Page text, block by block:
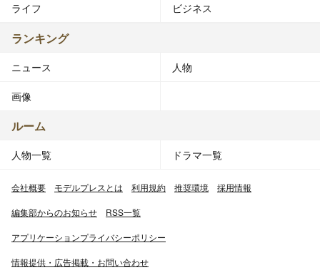
ライフ ビジネス
ランキング
ニュース 人物
画像
ルーム
人物一覧 ドラマ一覧
会社概要 モデルプレスとは 利用規約 推奨環境 採用情報
編集部からのお知らせ RSS一覧
アプリケーションプライバシーポリシー
情報提供・広告掲載・お問い合わせ